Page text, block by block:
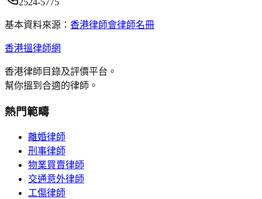
基本資料來源： 香港律師會律師名冊
香港搵律師網
香港律師目錄及評價平台。
幫你搵到合適的律師。
熱門範疇
離婚律師
刑事律師
物業買賣律師
交通意外律師
工傷律師